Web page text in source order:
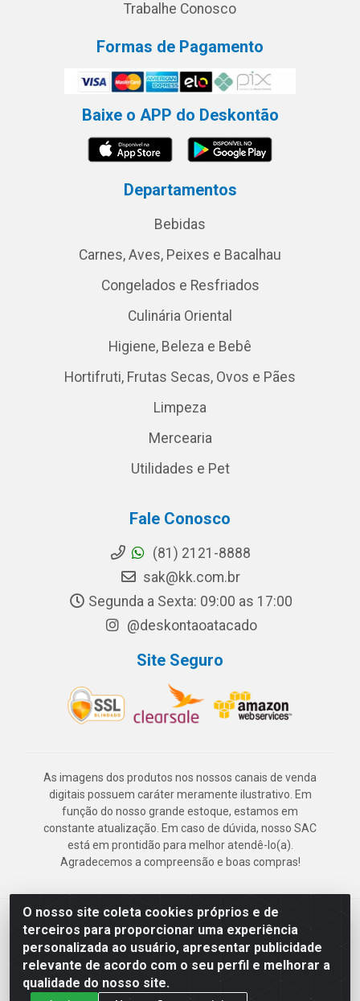
O nosso site coleta cookies próprios e de
terceiros para proporcionar uma experiência
personalizada ao usuário, apresentar publicidade
relevante de acordo com o seu perfil e melhorar a
qualidade do nosso site.
Trabalhe Conosco
Formas de Pagamento
Baixe o APP do Deskontão
Departamentos
Bebidas
Carnes, Aves, Peixes e Bacalhau
Congelados e Resfriados
Culinária Oriental
Higiene, Beleza e Bebê
Hortifruti, Frutas Secas, Ovos e Pães
Limpeza
Mercearia
Utilidades e Pet
Fale Conosco
(81) 2121-8888
sak@kk.com.br
Segunda a Sexta: 09:00 as 17:00
@deskontaoatacado
Site Seguro
As imagens dos produtos nos nossos canais de venda
digitais possuem caráter meramente ilustrativo. Em
função do nosso grande estoque, estamos em
constante atualização. Em caso de dúvida, nosso SAC
está em prontidão para melhor atendê-lo(a).
Agradecemos a compreensão e boas compras!
Deskontão Atacado - Av. Marechal Mascarenhas de Morais, 2471 -
Imbiribeira - Recife/PE - CEP 51.150-001 - CNPJ 24.150.377/0003-
57